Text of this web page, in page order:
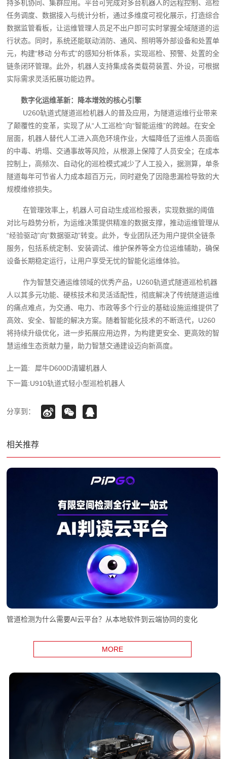
持多机协同、集群应用。平台可完成对多台机器人的远程控制、巡检
任务调度、数据接入与统计分析，通过多维度可视化展示，打造综合
数据监管看板，让运维管理人员足不出户即可实时掌握全域隧道的运
行状态。同时，系统还能联动消防、通风、照明等外部设备和处置单
元，构建“移动 分布式”的感知分析体系，实现巡检、预警、处置的全
链条闭环管理。此外，机器人支持集成各类载荷装置、外设，可根据
实际需求灵活拓展功能边界。
数字化运维革新：降本增效的核心引擎
U260轨道式隧道巡检机器人的普及应用，为隧道运维行业带来
了颠覆性的变革，实现了从“人工巡检”向“智能运维”的跨越。在安全
层面，机器人替代人工进入高危环境作业，大幅降低了运维人员面临
的中毒、坍塌、交通事故等风险，从根源上保障了人员安全；在成本
控制上，高频次、自动化的巡检模式减少了人工投入，据测算，单条
隧道每年可节省人力成本超百万元，同时避免了因隐患漏检导致的大
规模维修损失。
在管理效率上，机器人可自动生成巡检报表，实现数据的阈值
对比与趋势分析，为运维决策提供精准的数据支撑，推动运维管理从
“经验驱动”向“数据驱动”转变。此外，专业团队还为用户提供全链条
服务，包括系统定制、安装调试、维护保养等全方位运维辅助，确保
设备长期稳定运行，让用户享受无忧的智能化运维体验。
作为智慧交通运维领域的优秀产品，U260轨道式隧道巡检机器
人以其多元功能、硬核技术和灵活适配性，彻底解决了传统隧道运维
的痛点难点，为交通、电力、市政等多个行业的基础设施运维提供了
高效、安全、智能的解决方案。随着智能化技术的不断迭代，U260
将持续升级优化，进一步拓展应用边界，为构建更安全、更高效的智
慧运维生态贡献力量，助力智慧交通建设迈向新高度。‍
上一篇:
犀牛D600D清罐机器人
下一篇:U910轨道式轻小型巡检机器人
分享到：
相关推荐
管道检测为什么需要AI云平台？从本地软件到云端协同的变化
MORE